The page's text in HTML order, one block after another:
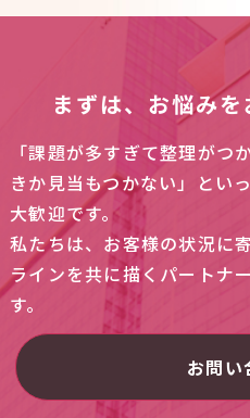
まずは、お悩み
「課題が多すぎて整理がつ
きか見当もつかない」とい
大歓迎です。
私たちは、お客様の状況に
ラインを共に描くパートナ
す。
お問い